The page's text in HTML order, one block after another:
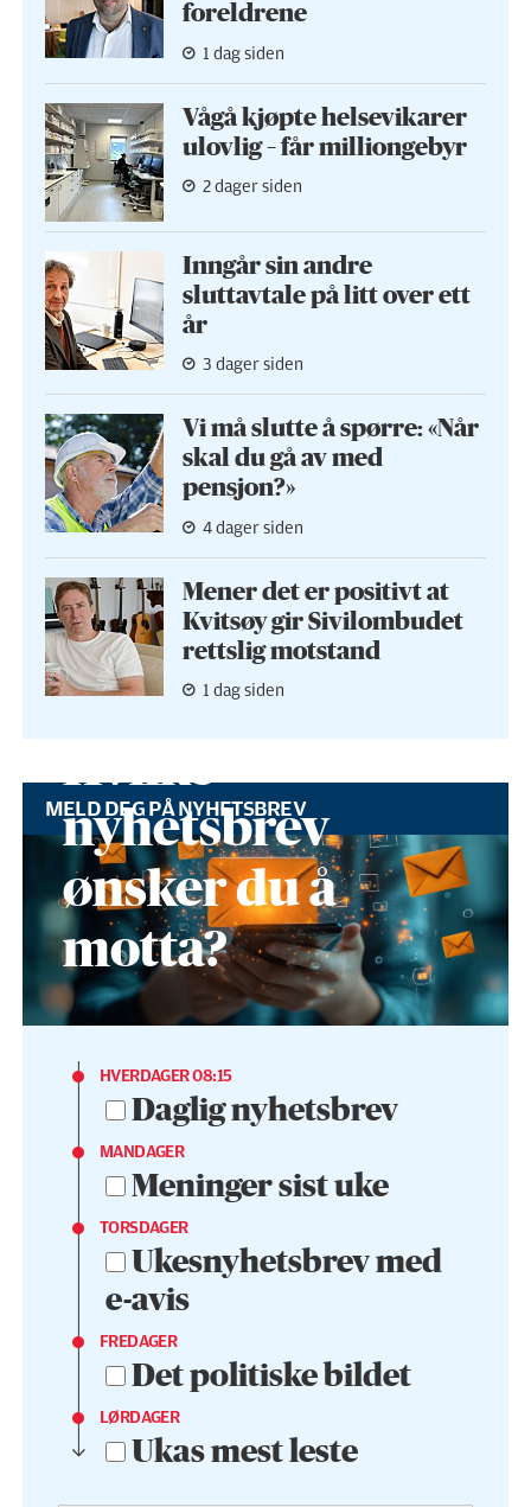
foreldrene
1 dag siden
Vågå kjøpte helse­vikarer
ulovlig – får milliongebyr
2 dager siden
Inngår sin andre
sluttavtale på litt over ett
år
3 dager siden
Vi må slutte å spørre: «Når
skal du gå av med
pensjon?»
4 dager siden
Mener det er positivt at
Kvitsøy gir Sivilombudet
rettslig motstand
1 dag siden
MELD DEG PÅ NYHETSBREV
Hvilke
nyhetsbrev
ønsker du å
motta?
HVERDAGER 08:15
Daglig nyhetsbrev
MANDAGER
Meninger sist uke
TORSDAGER
Ukesnyhetsbrev med
e-avis
FREDAGER
Det politiske bildet
LØRDAGER
Ukas mest leste